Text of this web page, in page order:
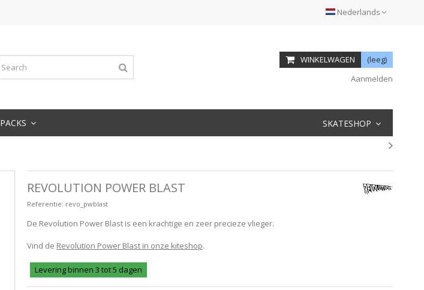
Nederlands
WINKELWAGEN
(leeg)
Aanmelden
PACKS SKATESHOP
REVOLUTION POWER BLAST
Referentie: revo_pwblast
De Revolution Power Blast is een krachtige en zeer precieze vlieger.
Vind de Revolution Power Blast in onze kiteshop.
Levering binnen 3 tot 5 dagen